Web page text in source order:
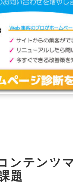
ンテンツ
題